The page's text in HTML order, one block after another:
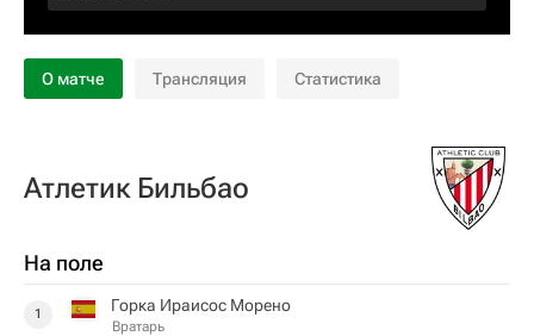
О матче Трансляция Статистика
Атлетик Бильбао
На поле
1 Горка Ираисос Морено
Вратарь